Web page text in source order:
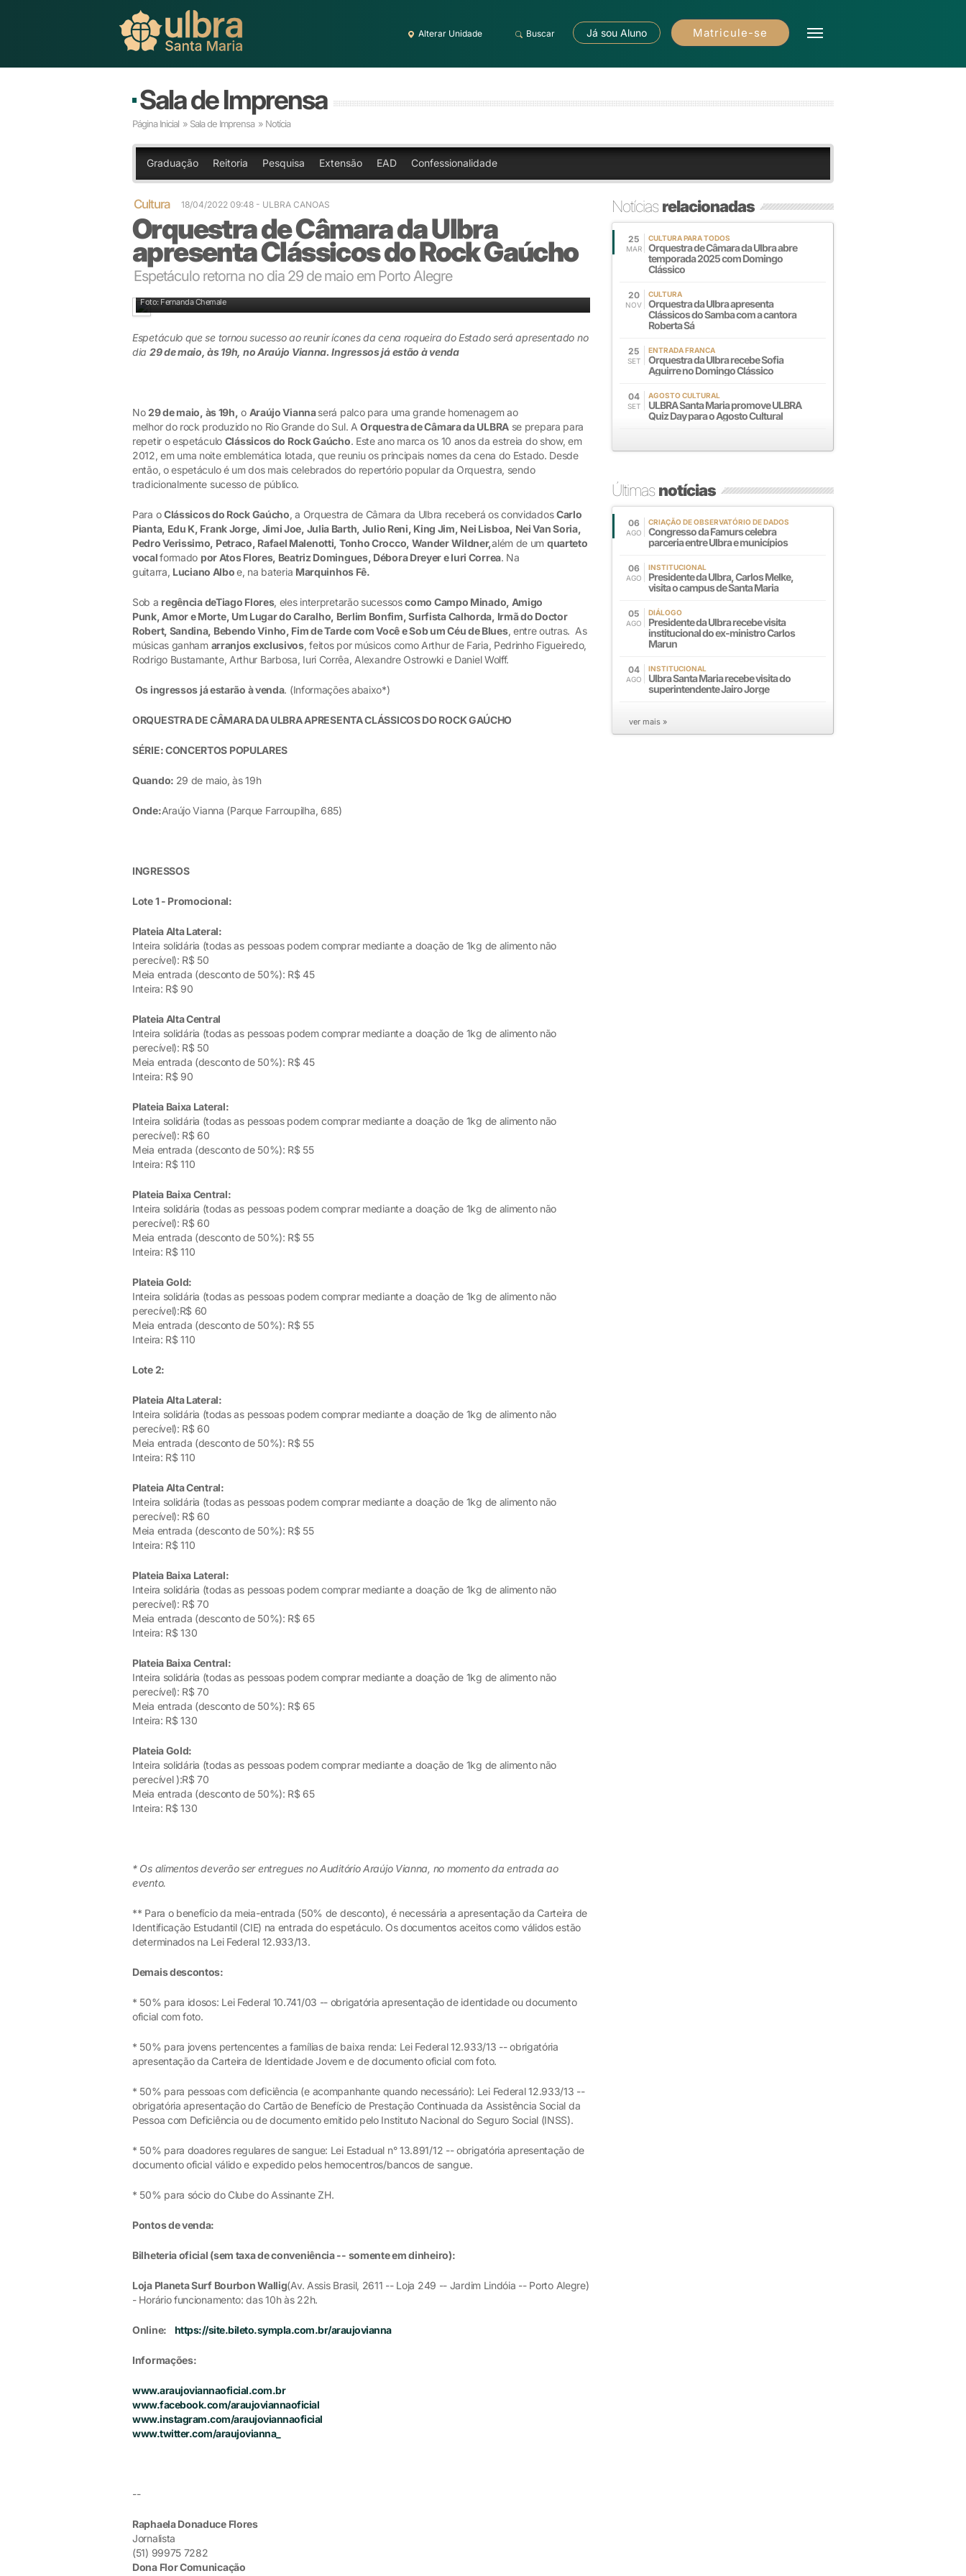
Alterar Unidade Buscar Já sou Aluno Matricule-se
Sala de Imprensa
Página Inicial » Sala de Imprensa » Notícia
Graduação Reitoria Pesquisa Extensão EAD Confessionalidade
Cultura 18/04/2022 09:48 - ULBRA CANOAS
Orquestra de Câmara da Ulbra
apresenta Clássicos do Rock Gaúcho
Espetáculo retorna no dia 29 de maio em Porto Alegre
Foto: Fernanda Chemale
Espetáculo que se tornou sucesso ao reunir ícones da cena roqueira do Estado será apresentado no
dia 29 de maio, às 19h, no Araújo Vianna.Ingressos já estão à venda
No29 de maio, às 19h, o Araújo Viannaserá palco para uma grande homenagem ao
melhor do rock produzido no Rio Grande do Sul. AOrquestra de Câmara da ULBRAse prepara para
repetir o espetáculo Clássicos do Rock Gaúcho. Este ano marca os 10 anos da estreia do show, em
2012, em uma noite emblemática lotada, que reuniu os principais nomes da cena do Estado. Desde
então, o espetáculo é um dos mais celebrados do repertório popular da Orquestra, sendo
tradicionalmente sucesso de público.
Para oClássicos do Rock Gaúcho, a Orquestra de Câmara da Ulbra receberá os convidadosCarlo
Pianta, Edu K, Frank Jorge, Jimi Joe, Julia Barth, Julio Reni, King Jim, Nei Lisboa, Nei Van Soria,
Pedro Verissimo, Petraco, Rafael Malenotti, Tonho Crocco, Wander Wildner,além de um quarteto
vocalformado por Atos Flores, Beatriz Domingues, Débora Dreyer e Iuri Correa. Na
guitarra, Luciano Alboe, na bateria Marquinhos Fê.
Sob a regência deTiago Flores, eles interpretarão sucessoscomo Campo Minado, Amigo
Punk, Amor e Morte, Um Lugar do Caralho, Berlim Bonfim, Surfista Calhorda, Irmã do Doctor
Robert, Sandina, Bebendo Vinho, Fim de Tarde com Você e Sob um Céu de Blues, entre outras. As
músicas ganham arranjos exclusivos, feitos por músicos como Arthur de Faria, Pedrinho Figueiredo,
Rodrigo Bustamante, Arthur Barbosa, Iuri Corrêa, Alexandre Ostrowki e Daniel Wolff.
Os ingressos já estarão à venda. (Informações abaixo*)
ORQUESTRA DE CÂMARA DA ULBRA APRESENTA CLÁSSICOS DO ROCK GAÚCHO
SÉRIE: CONCERTOS POPULARES
Quando: 29 de maio, às 19h
Onde:Araújo Vianna (Parque Farroupilha, 685)
INGRESSOS
Lote 1 - Promocional:
Plateia Alta Lateral:
Inteira solidária (todas as pessoas podem comprar mediante a doação de 1kg de alimento não
perecível): R$ 50
Meia entrada (desconto de 50%): R$ 45
Inteira: R$ 90
Plateia Alta Central
Inteira solidária (todas as pessoas podem comprar mediante a doação de 1kg de alimento não
perecível): R$ 50
Meia entrada (desconto de 50%): R$ 45
Inteira: R$ 90
Plateia Baixa Lateral:
Inteira solidária (todas as pessoas podem comprar mediante a doação de 1kg de alimento não
perecível): R$ 60
Meia entrada (desconto de 50%): R$ 55
Inteira: R$ 110
Plateia Baixa Central:
Inteira solidária (todas as pessoas podem comprar mediante a doação de 1kg de alimento não
perecível): R$ 60
Meia entrada (desconto de 50%): R$ 55
Inteira: R$ 110
Plateia Gold:
Inteira solidária (todas as pessoas podem comprar mediante a doação de 1kg de alimento não
perecível):R$ 60
Meia entrada (desconto de 50%): R$ 55
Inteira: R$ 110
Lote 2:
Plateia Alta Lateral:
Inteira solidária (todas as pessoas podem comprar mediante a doação de 1kg de alimento não
perecível): R$ 60
Meia entrada (desconto de 50%): R$ 55
Inteira: R$ 110
Plateia Alta Central:
Inteira solidária (todas as pessoas podem comprar mediante a doação de 1kg de alimento não
perecível): R$ 60
Meia entrada (desconto de 50%): R$ 55
Inteira: R$ 110
Plateia Baixa Lateral:
Inteira solidária (todas as pessoas podem comprar mediante a doação de 1kg de alimento não
perecível): R$ 70
Meia entrada (desconto de 50%): R$ 65
Inteira: R$ 130
Plateia Baixa Central:
Inteira solidária (todas as pessoas podem comprar mediante a doação de 1kg de alimento não
perecível): R$ 70
Meia entrada (desconto de 50%): R$ 65
Inteira: R$ 130
Plateia Gold:
Inteira solidária (todas as pessoas podem comprar mediante a doação de 1kg de alimento não
perecível ):R$ 70
Meia entrada (desconto de 50%): R$ 65
Inteira: R$ 130
* Os alimentos deverão ser entregues no Auditório Araújo Vianna, no momento da entrada ao
evento.
** Para o benefício da meia-entrada (50% de desconto), é necessária a apresentação da Carteira de
Identificação Estudantil (CIE) na entrada do espetáculo. Os documentos aceitos como válidos estão
determinados na Lei Federal 12.933/13.
Demais descontos:
* 50% para idosos: Lei Federal 10.741/03 -- obrigatória apresentação de identidade ou documento
oficial com foto.
* 50% para jovens pertencentes a famílias de baixa renda: Lei Federal 12.933/13 -- obrigatória
apresentação da Carteira de Identidade Jovem e de documento oficial com foto.
* 50% para pessoas com deficiência (e acompanhante quando necessário): Lei Federal 12.933/13 --
obrigatória apresentação do Cartão de Benefício de Prestação Continuada da Assistência Social da
Pessoa com Deficiência ou de documento emitido pelo Instituto Nacional do Seguro Social (INSS).
* 50% para doadores regulares de sangue: Lei Estadual n° 13.891/12 -- obrigatória apresentação de
documento oficial válido e expedido pelos hemocentros/bancos de sangue.
* 50% para sócio do Clube do Assinante ZH.
Pontos de venda:
Bilheteria oficial (sem taxa de conveniência -- somente em dinheiro):
Loja Planeta Surf Bourbon Wallig(Av. Assis Brasil, 2611 -- Loja 249 -- Jardim Lindóia -- Porto Alegre)
- Horário funcionamento: das 10h às 22h.
Online: https://site.bileto.sympla.com.br/araujovianna
Informações:
www.araujoviannaoficial.com.br
www.facebook.com/araujoviannaoficial
www.instagram.com/araujoviannaoficial
www.twitter.com/araujovianna_
--
Raphaela Donaduce Flores
Jornalista
(51) 99975 7282
Dona Flor Comunicação
Notíciasrelacionadas
25
MAR
CULTURA PARA TODOS
Orquestra de Câmara da Ulbra abre
temporada 2025 com Domingo
Clássico
20
NOV
CULTURA
Orquestra da Ulbra apresenta
Clássicos do Samba com a cantora
Roberta Sá
25
SET
ENTRADA FRANCA
Orquestra da Ulbra recebe Sofia
Aguirre no Domingo Clássico
04
SET
AGOSTO CULTURAL
ULBRA Santa Maria promove ULBRA
Quiz Day para o Agosto Cultural
Últimasnotícias
06
AGO
CRIAÇÃO DE OBSERVATÓRIO DE DADOS
Congresso da Famurs celebra
parceria entre Ulbra e municípios
06
AGO
INSTITUCIONAL
Presidente da Ulbra, Carlos Melke,
visita o campus de Santa Maria
05
AGO
DIÁLOGO
Presidente da Ulbra recebe visita
institucional do ex-ministro Carlos
Marun
04
AGO
INSTITUCIONAL
Ulbra Santa Maria recebe visita do
superintendente Jairo Jorge
ver mais »